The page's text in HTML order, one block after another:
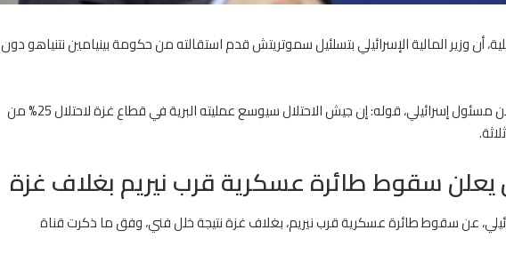
أن وزير المالية الإسرائيلي بتسلئيل سموتريتش قدم استقالته من حكومة بينيامين نتنياهو دون
نقلت صحيفة أكسيوس عن مسئول إسرائيلي، قوله: إن جيش الاحتلال سيوسع عمليته البرية في قطاع غزة لاحتلال 25% من
يعلن سقوط طائرة عسكرية قرب نيريم بغلاف غزة
عن سقوط طائرة عسكرية قرب نيريم، بغلاف غزة نتيجة خلل فني، وفق ما ذكرت قناة